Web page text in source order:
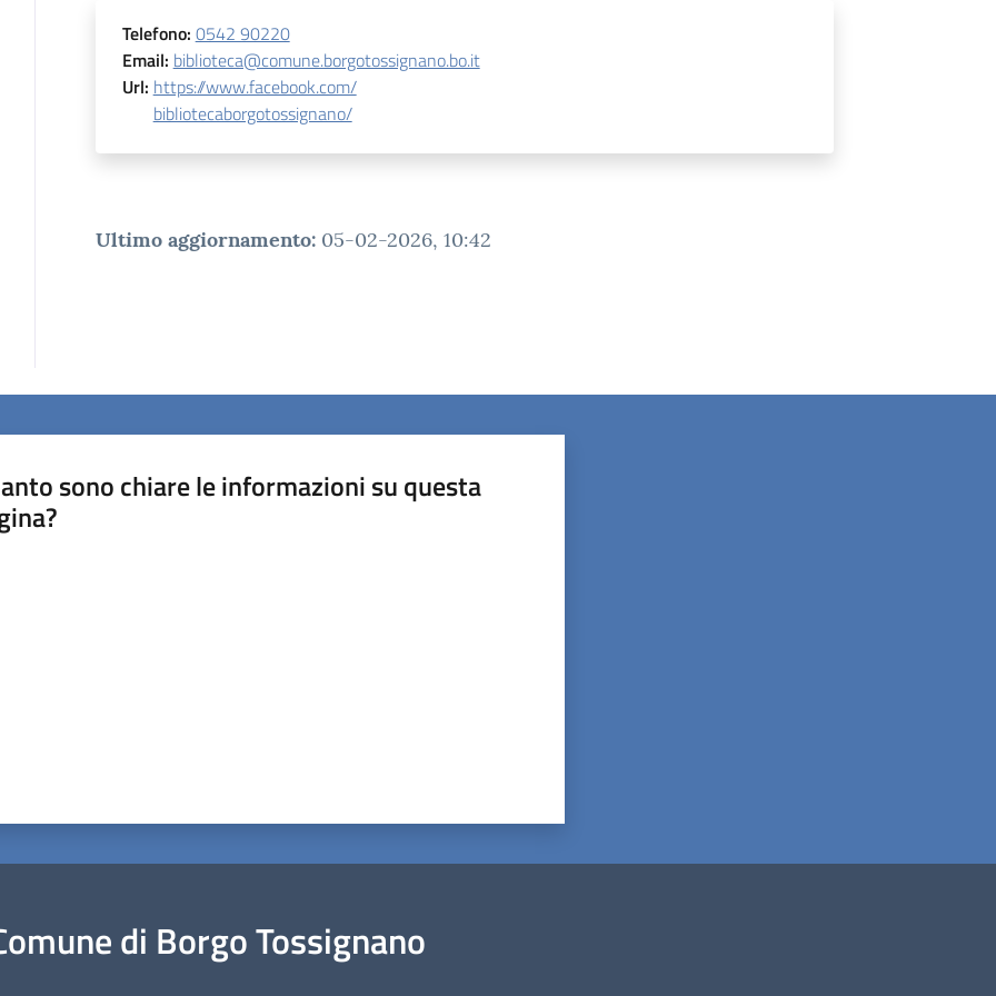
Telefono: 0542 90220
Email: biblioteca@comune.borgotossignano.bo.it
Url: https://www.facebook.com/
bibliotecaborgotossignano/
Ultimo aggiornamento: 05-02-2026, 10:42
sono chiare le informazioni su questa
di Borgo Tossignano